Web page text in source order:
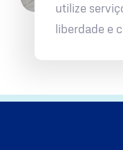
utilize
liberdade e